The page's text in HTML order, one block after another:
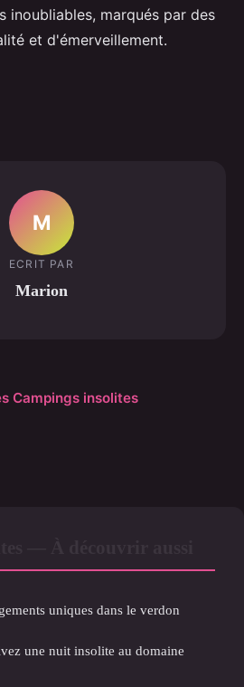
inoubliables, marqués par des
et d'émerveillement.
M
ECRIT PAR
Marion
Campings insolites
uniques dans le verdon
une nuit insolite au domaine